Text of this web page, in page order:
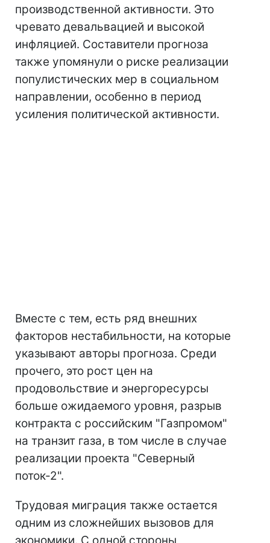
производственной активности. Это
чревато девальвацией и высокой
инфляцией. Составители прогноза
также упомянули о риске реализации
популистических мер в социальном
направлении, особенно в период
усиления политической активности.
Вместе с тем, есть ряд внешних
факторов нестабильности, на которые
указывают авторы прогноза. Среди
прочего, это рост цен на
продовольствие и энергоресурсы
больше ожидаемого уровня, разрыв
контракта с российским "Газпромом"
на транзит газа, в том числе в случае
реализации проекта "Северный
поток-2".
Трудовая миграция также остается
одним из сложнейших вызовов для